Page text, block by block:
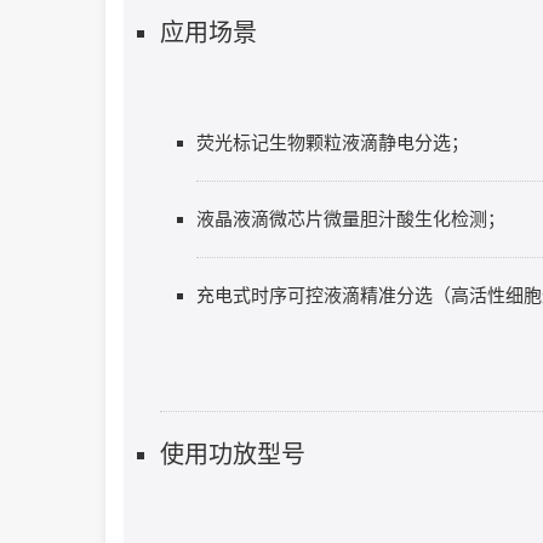
应用场景
荧光标记生物颗粒液滴静电分选；
液晶液滴微芯片微量胆汁酸生化检测；
充电式时序可控液滴精准分选（高活性细胞
使用功放型号